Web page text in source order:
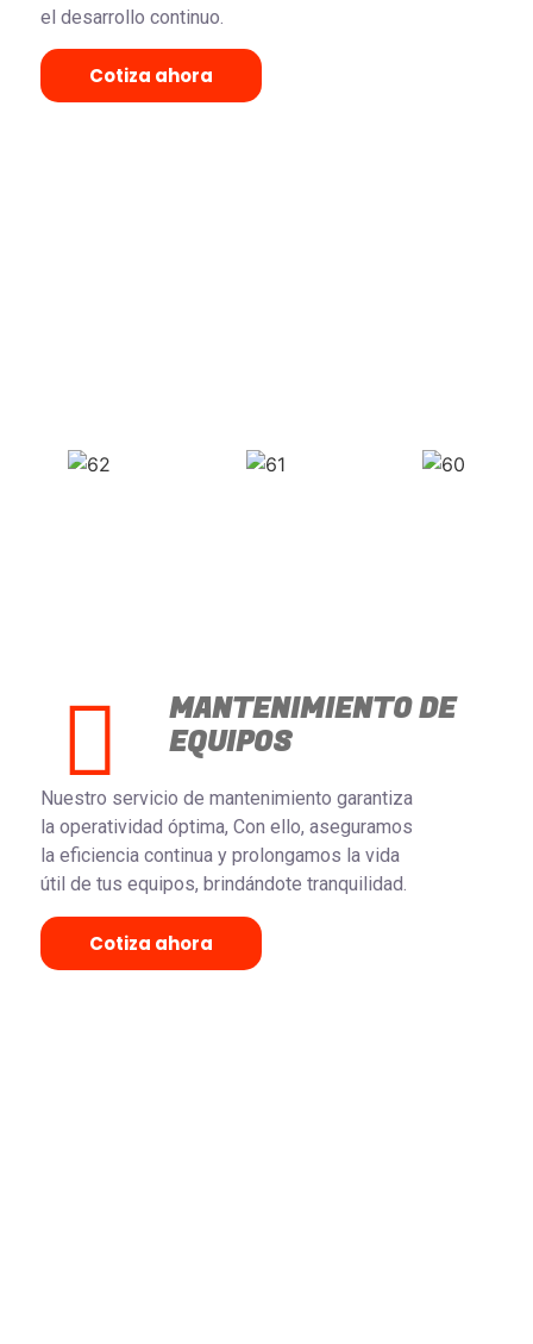
el desarrollo continuo.
Cotiza ahora
MANTENIMIENTO DE
EQUIPOS
Nuestro servicio de mantenimiento garantiza
la operatividad óptima, Con ello, aseguramos
la eficiencia continua y prolongamos la vida
útil de tus equipos, brindándote tranquilidad.
Cotiza ahora